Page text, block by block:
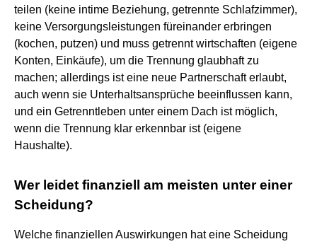
teilen (keine intime Beziehung, getrennte Schlafzimmer),
keine Versorgungsleistungen füreinander erbringen
(kochen, putzen) und muss getrennt wirtschaften (eigene
Konten, Einkäufe), um die Trennung glaubhaft zu
machen; allerdings ist eine neue Partnerschaft erlaubt,
auch wenn sie Unterhaltsansprüche beeinflussen kann,
und ein Getrenntleben unter einem Dach ist möglich,
wenn die Trennung klar erkennbar ist (eigene
Haushalte).
Wer leidet finanziell am meisten unter einer
Scheidung?
Welche finanziellen Auswirkungen hat eine Scheidung